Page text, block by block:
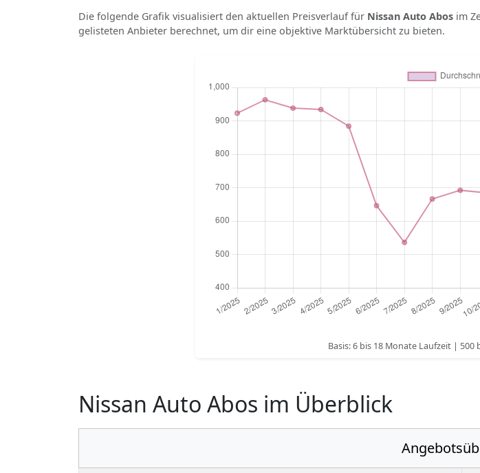
Die folgende Grafik visualisiert den aktuellen Preisverlauf für Nissan Auto Abos im
gelisteten Anbieter berechnet, um dir eine objektive Marktübersicht zu bieten.
Basis: 6 bis 18 Monate Laufzeit |
Nissan Auto Abos im Überblick